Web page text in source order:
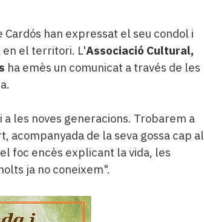
han expressat el seu condol i
en el territori. L'Associació Cultural,
ha emès un comunicat a través de les
a les noves generacions. Trobarem a
acompanyada de la seva gossa cap al
foc encès explicant la vida, les
ja no coneixem".